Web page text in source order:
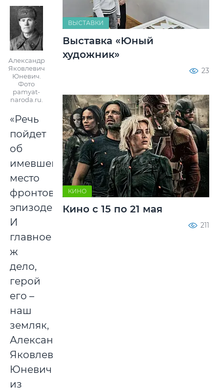
Александр
Яковлевич
Юневич.
Фото
pamyat-
naroda.ru.
«Речь
пойдет
об
имевшем
место
фронтовом
эпизоде.
И
главное
ж
дело,
герой
его –
наш
земляк,
Александр
Яковлевич
Юневич
из
ВЫСТАВКИ
Выставка «Юный
художник»
23
КИНО
Кино с 15 по 21 мая
211